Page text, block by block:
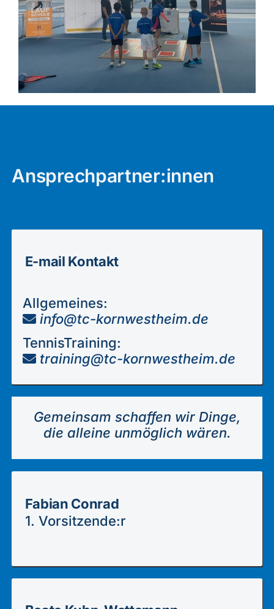
Ansprechpartner:innen
E-mail Kontakt
Allgemeines:
info@tc-kornwestheim.de
TennisTraining:
training@tc-kornwestheim.de
Gemeinsam schaffen wir Dinge,
die alleine unmöglich wären.
Fabian Conrad
1. Vorsitzende:r